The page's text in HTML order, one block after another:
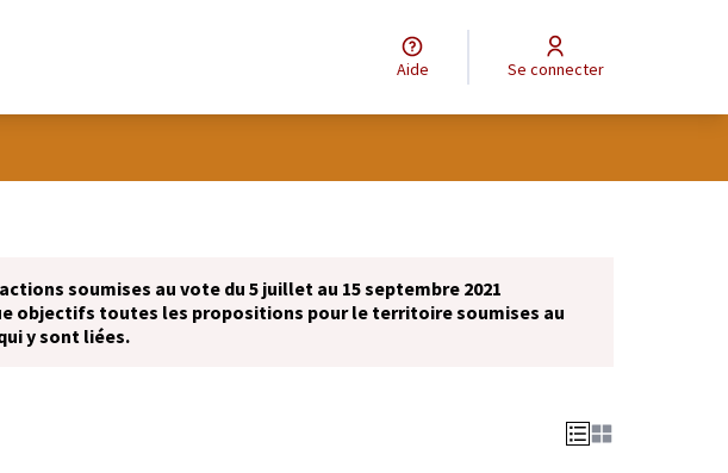
Aide Se connecter
soumises au vote du 5 juillet au 15 septembre 2021
objectifs toutes les propositions pour le territoire soumises au
y sont liées.